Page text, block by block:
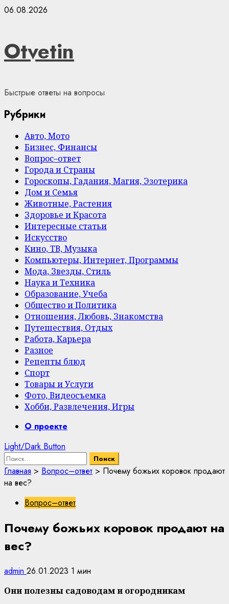
Skip
06.08.2026
Otvetin
Быстрые ответы на вопросы
Рубрики
Авто, Мото
Бизнес, Финансы
Вопрос–ответ
Города и Страны
Гороскопы, Гадания, Магия, Эзотерика
Дом и Семья
Животные, Растения
Здоровье и Красота
Интересные статьи
Искусство
Кино, ТВ, Музыка
Компьютеры, Интернет, Программы
Мода, Звезды, Стиль
Наука и Техника
Образование, Учеба
Общество и Политика
Отношения, Любовь, Знакомства
Путешествия, Отдых
Работа, Карьера
Разное
Рецепты блюд
Спорт
Товары и Услуги
Фото, Видеосъемка
Хобби, Развлечения, Игры
PrimaryО проекте
Light/Dark Button
Найти:
Главная > Вопрос–ответ > Почему божьих коровок продают
на вес?
Вопрос–ответ
Почему божьих коровок продают на
вес?
admin 26.01.2023 1 мин
Они полезны садоводам и огородникам